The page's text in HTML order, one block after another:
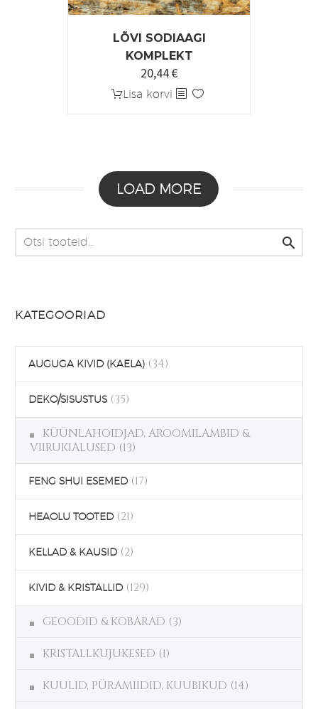
LÕVI SODIAAGI
KOMPLEKT
Algne
hind
20,44€Praegune
hind
Lisa korvi
LOAD MORE

KATEGOORIAD
AUGUGA KIVID (KAELA) (34)
DEKO/SISUSTUS (35)
KÜÜNLAHOIDJAD, AROOMILAMBID &
VIIRUKIALUSED (13)
FENG SHUI ESEMED (17)
HEAOLU TOOTED (21)
KELLAD & KAUSID (2)
KIVID & KRISTALLID (129)
GEOODID & KOBARAD (3)
KRISTALLKUJUKESED (1)
KUULID, PÜRAMIIDID, KUUBIKUD (14)